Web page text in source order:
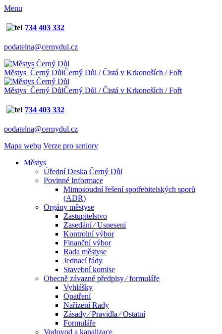
Menu
734 403 332
podatelna@cernydul.cz
Městys Černý DůlČerný Důl / Čistá v Krkonoších / Fořt
Městys Černý DůlČerný Důl / Čistá v Krkonoších / Fořt
734 403 332
podatelna@cernydul.cz
Mapa webu Verze pro seniory
Městys
Úřední Deska Černý Důl
Povinné Informace
Mimosoudní řešení spotřebitelských sporů
(ADR)
Orgány městyse
Zastupitelstvo
Zasedání ⁄ Usnesení
Kontrolní výbor
Finanční výbor
Rada městyse
Jednací řády
Stavební komise
Obecně závazné předpisy ⁄ formuláře
Vyhlášky
Opatření
Nařízení Rady
Zásady ⁄ Pravidla ⁄ Ostatní
Formuláře
Vodovod a kanalizace